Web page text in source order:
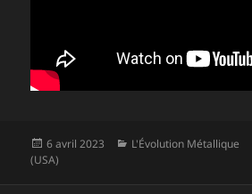
Publié
le
6 avril 2023 Catégories
L'Évolution Métallique
(USA)